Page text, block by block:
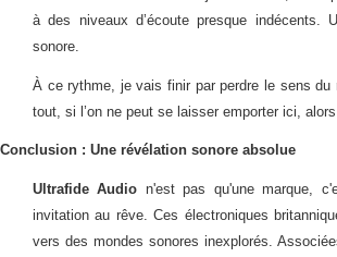
à des niveaux d’écoute presque indécents.
sonore.
À ce rythme, je vais finir par perdre le sens du
tout, si l’on ne peut se laisser emporter ici,
Conclusion : Une révélation sonore absolue
Ultrafide Audio n'est pas qu'une marque,
invitation au rêve. Ces électroniques
vers des mondes sonores inexplorés.